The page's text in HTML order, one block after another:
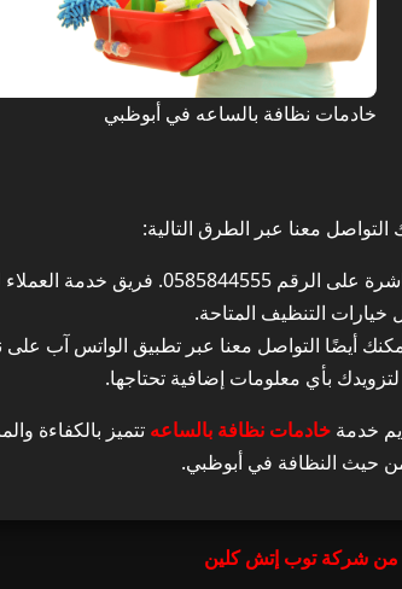
خادمات نظافة بالساعه في أبوظبي
معنا عبر الطرق التالية:
يمكنك الاتصال بنا مباشرة على
خيارات التنظيف المتاحة.
بأي معلومات إضافية تحتاجها.
خدمة خادمات نظافة بالساعه تتميز بالكفاءة
حيث النظافة في أبوظبي.
من شركة توب إتش كلين